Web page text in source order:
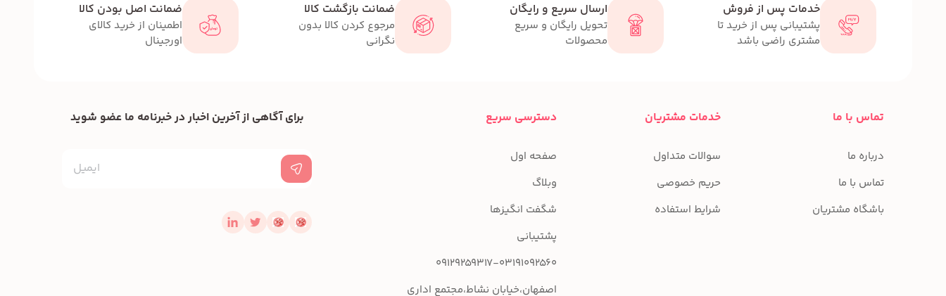
خدمات پس از فروش
پشتیبانی پس از خرید تا
مشتری راضی باشد
ارسال سریع و رایگان
تحویل رایگان و سریع
محصولات
ضمانت بازگشت کالا
مرجوع کردن کالا بدون
نگرانی
ضمانت اصل بودن کالا
اطمینان از خرید کالای
اورجینال
تماس با ما
درباره ما
تماس با ما
باشگاه مشتریان
خدمات مشتریان
سوالات متداول
حریم خصوصی
شرایط استفاده
دسترسی سریع
صفحه اول
وبلاگ
شگفت انگیزها
پشتیبانی
09129259317-03191092560
اصفهان،خیابان نشاط،مجتمع اداری
برای آگاهی از آخرین اخبار در خبرنامه ما عضو شوید